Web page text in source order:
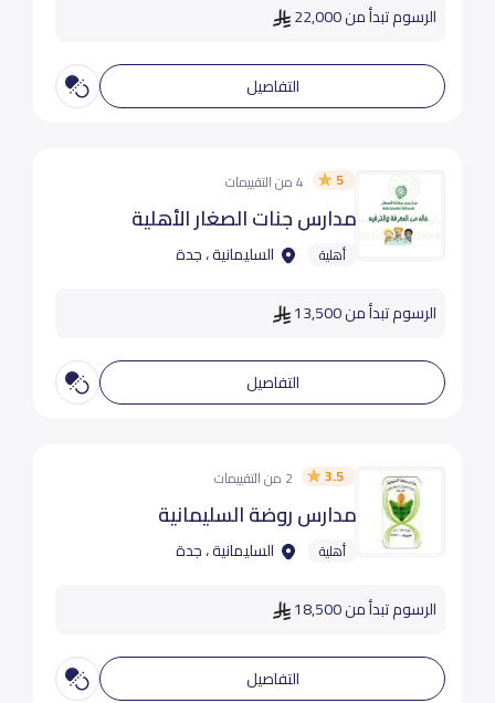
الرسوم تبدأ من 22,000
التفاصيل
5 4 من التقييمات
مدارس جنات الصغار الأهلية
أهلية السليمانية ، جدة
الرسوم تبدأ من 13,500
التفاصيل
3.5 2 من التقييمات
مدارس روضة السليمانية
أهلية السليمانية ، جدة
الرسوم تبدأ من 18,500
التفاصيل